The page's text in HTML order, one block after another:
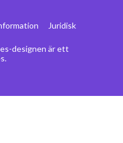
designen är ett
Juridisk